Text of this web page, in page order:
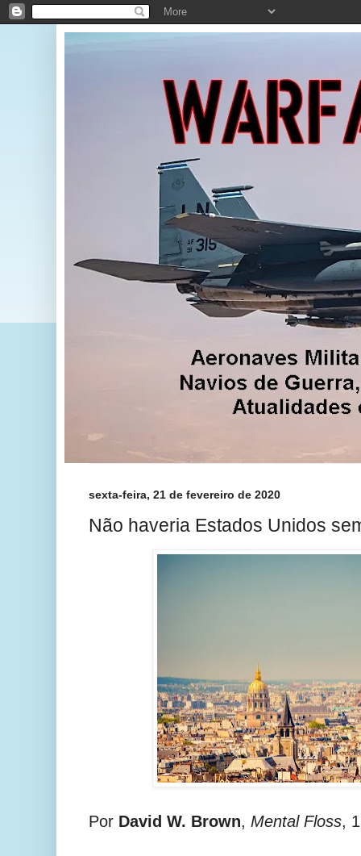
sexta-feira, 21 de fevereiro de 2020
Não haveria Estados Unidos
Por David W. Brown, Mental Floss,